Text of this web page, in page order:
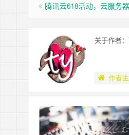
腾讯云618活动，云服务
关于作者：
作者